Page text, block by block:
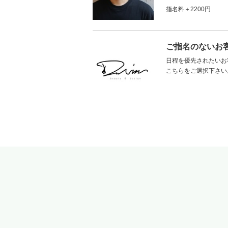
指名料＋2200円
ご指名のないお
日程を優先されたいお
こちらをご選択下さい